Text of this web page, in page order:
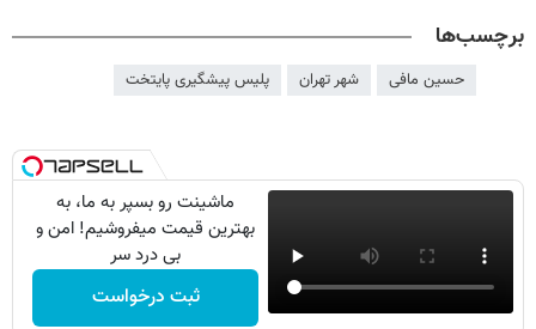
برچسب‌ها
حسین مافی شهر تهران پلیس پیشگیری پایتخت
ماشینت رو بسپر به ما، به
بهترین قیمت میفروشیم! امن و
بی درد سر
ثبت درخواست